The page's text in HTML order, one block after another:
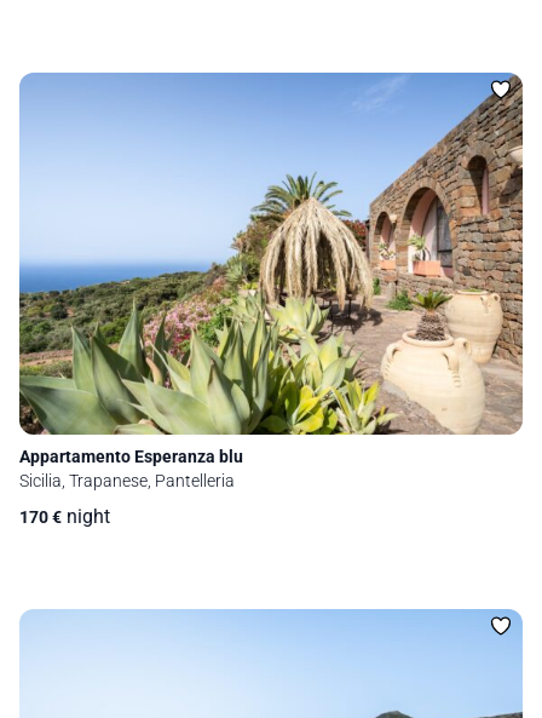
Appartamento Esperanza blu
Sicilia, Trapanese, Pantelleria
170€ night